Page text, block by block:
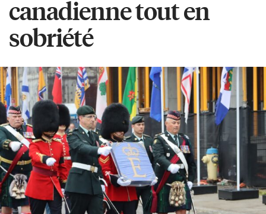
canadienne tout en
sobriété